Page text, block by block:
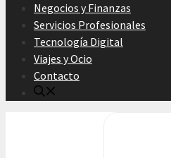
Negocios y Finanzas
Servicios Profesionales
Tecnología Digital
Viajes y Ocio
Contacto